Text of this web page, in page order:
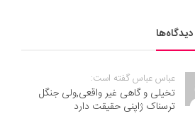
عباس عباس گفته است:
تخیلی و گاهی غیر واقعی,ولی جنگل
ترسناک ژاپنی حقیقت دارد